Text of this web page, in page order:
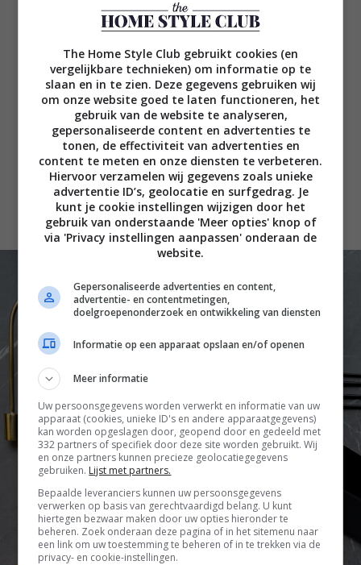
Met badkamertegels kun je werkelijk alle kanten op.
Denk aan speelse combinaties van kleuren,
texturen en dessins. Van grote opvallende tegels
tot kleine, verfijnde varianten en 3D-tegels met
abstracte vormen… Ook als je het liever wat
rustiger aandoet in de badkamer zijn er meer dan
genoeg opties. En met de juiste kraan geef je je
badkamer in een handomdraai een compleet
andere sfeer. Hoe? Dat laten we je zien met de
moodboards in dit artikel.
The Home Style Club gebruikt cookies (en
vergelijkbare technieken) om informatie op te
slaan en in te zien. Deze gegevens gebruiken wij
om onze website goed te laten functioneren, het
gebruik van de website te analyseren,
gepersonaliseerde content en advertenties te
tonen, de effectiviteit van advertenties en
content te meten en onze diensten te verbeteren.
Hiervoor verzamelen wij gegevens zoals unieke
advertentie ID’s, geolocatie en surfgedrag. Je
kunt je cookie instellingen wijzigen door het
gebruik van onderstaande 'Meer opties' knop of
via 'Privacy instellingen aanpassen' onderaan de
website.
Gepersonaliseerde advertenties en content,
advertentie- en contentmetingen,
doelgroepenonderzoek en ontwikkeling van diensten
Informatie op een apparaat opslaan en/of openen
Meer informatie
Uw persoonsgegevens worden verwerkt en informatie van uw
apparaat (cookies, unieke ID's en andere apparaatgegevens)
kan worden opgeslagen door, geopend door en gedeeld met
332 partners of specifiek door deze site worden gebruikt. Wij
en onze partners kunnen precieze geolocatiegegevens
gebruiken. Lijst met partners.
Bepaalde leveranciers kunnen uw persoonsgegevens
verwerken op basis van gerechtvaardigd belang. U kunt
hiertegen bezwaar maken door uw opties hieronder te
beheren. Zoek onderaan deze pagina of in het sitemenu naar
een link om uw toestemming te beheren of in te trekken via de
privacy- en cookie-instellingen.